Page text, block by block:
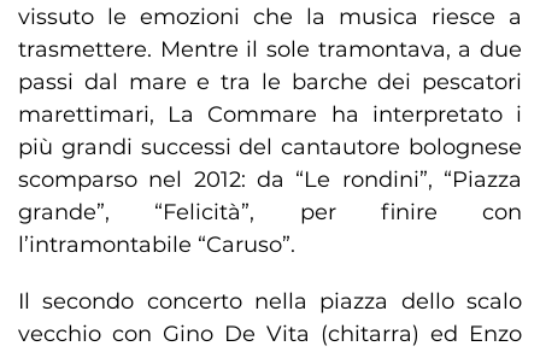
vissuto le emozioni che la musica riesce a
trasmettere. Mentre il sole tramontava, a due
passi dal mare e tra le barche dei pescatori
marettimari, La Commare ha interpretato i
più grandi successi del cantautore bolognese
scomparso nel 2012: da “Le rondini”, “Piazza
grande”, “Felicità”, per finire con
l’intramontabile “Caruso”.
Il secondo concerto nella piazza dello scalo
vecchio con Gino De Vita (chitarra) ed Enzo